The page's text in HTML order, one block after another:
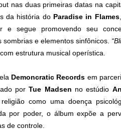
nas duas primeiras datas na
da história do Paradise in Flames
e segue promovendo seu
sombrias e elementos sinfônicos.
estrutura musical operística.
Demoncratic Records em
porTue Madsen no estúdio
como uma doença
por poder, o álbum expõe a
de controle.